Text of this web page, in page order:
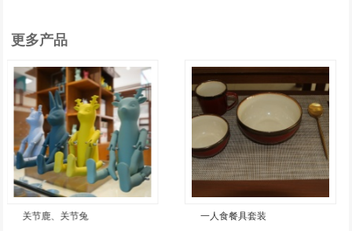
更多产品
关节鹿、关节兔 一人食餐具套装